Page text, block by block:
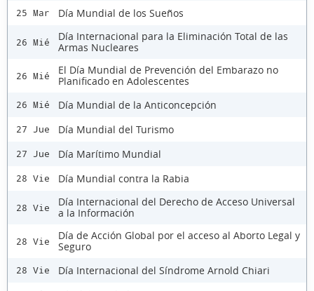
25 Mar Día Mundial de los Sueños
26 Mié
Día Internacional para la Eliminación Total de las
Armas Nucleares
26 Mié
El Día Mundial de Prevención del Embarazo no
Planificado en Adolescentes
26 Mié Día Mundial de la Anticoncepción
27 Jue Día Mundial del Turismo
27 Jue Día Marítimo Mundial
28 Vie Día Mundial contra la Rabia
28 Vie
Día Internacional del Derecho de Acceso Universal
a la Información
28 Vie
Día de Acción Global por el acceso al Aborto Legal y
Seguro
28 Vie Día Internacional del Síndrome Arnold Chiari